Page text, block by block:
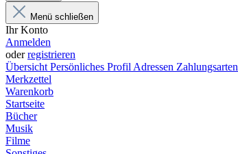
Menü schließen
Ihr Konto
Anmelden
oderregistrieren
Übersicht Persönliches Profil Adressen Zahlungsarten
Merkzettel
Warenkorb
Startseite
Bücher
Musik
Filme